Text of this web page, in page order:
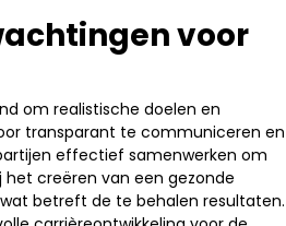
voor
om realistische doelen en
transparant te communiceren en
effectief samenwerken om
creëren van een gezonde
betreft de te behalen resultaten.